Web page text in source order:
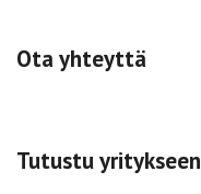
Ota yhteyttä
Tutustu yritykseen